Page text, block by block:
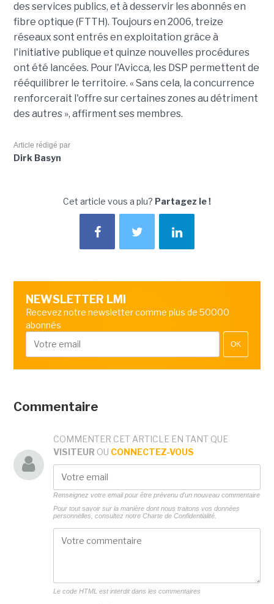
des services publics, et à desservir les abonnés en
fibre optique (FTTH). Toujours en 2006, treize
réseaux sont entrés en exploitation grâce à
l'initiative publique et quinze nouvelles procédures
ont été lancées. Pour l'Avicca, les DSP permettent de
rééquilibrer le territoire. « Sans cela, la concurrence
renforcerait l'offre sur certaines zones au détriment
des autres », affirment ses membres.
Article rédigé par
Dirk Basyn
Cet article vous a plu? Partagez le !
NEWSLETTER LMI
Recevez notre newsletter comme plus de 50000
abonnés
OK
Commentaire
COMMENTER CET ARTICLE EN TANT QUE
VISITEUR OU CONNECTEZ-VOUS
Renseignez votre email pour être prévenu d'un nouveau commentaire
Pour tout savoir sur la manière dont nous traitons vos données
personnelles, consultez notre Charte de Confidentialité.
Le code HTML est interdit dans les commentaires